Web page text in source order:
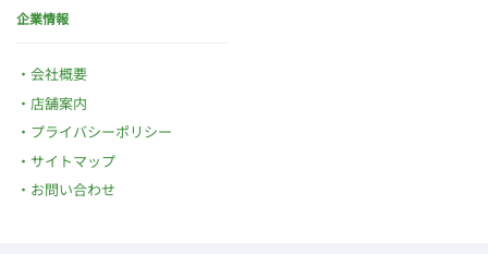
企業情報
会社概要
店舗案内
プライバシーポリシー
サイトマップ
お問い合わせ